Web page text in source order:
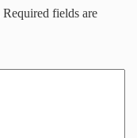
Required fields are